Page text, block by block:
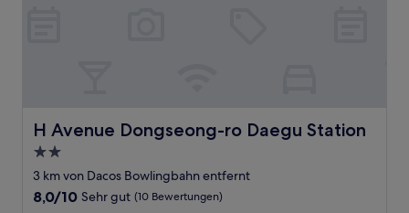
H Avenue Dongseong-ro Daegu Station
H Avenue Dongseong-ro Daegu Station
2.0-
Sterne-
Unterkunft
3 km von Dacos Bowlingbahn entfernt
8.0
8,0/10 Sehr gut (10 Bewertungen)